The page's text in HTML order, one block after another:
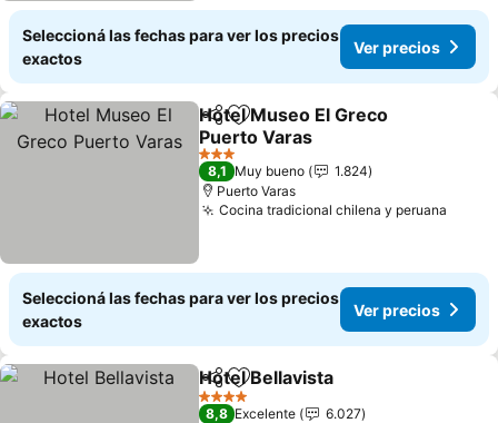
Seleccioná las fechas para ver los precios
exactos
Ver precios
CompartirAñadir a favoritos
Hotel Museo El Greco
Puerto Varas
Ver precios
3 Estrellas
8,1 Muy bueno
1.824
Puerto Varas
Cocina tradicional chilena y peruana
Seleccioná las fechas para ver los precios
exactos
Ver precios
CompartirAñadir a favoritos
Hotel Bellavista
4 Estrellas
8,8 Excelente
6.027